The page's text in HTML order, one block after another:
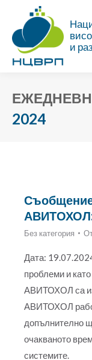
и
2024
Съобщение
Без категория
Дата:
проблеми и
АВИТОХОЛ са
АВИТОХОЛ
допълнително
очакваното
системите.